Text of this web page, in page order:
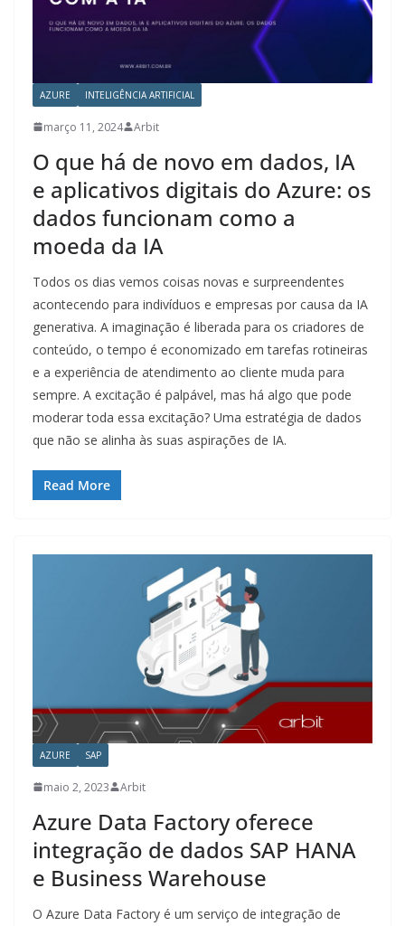
AZURE INTELIGÊNCIA ARTIFICIAL
março 11, 2024 Arbit
O que há de novo em dados, IA
e aplicativos digitais do Azure: os
dados funcionam como a
moeda da IA
Todos os dias vemos coisas novas e surpreendentes
acontecendo para indivíduos e empresas por causa da IA ​​
generativa. A imaginação é liberada para os criadores de
conteúdo, o tempo é economizado em tarefas rotineiras
e a experiência de atendimento ao cliente muda para
sempre. A excitação é palpável, mas há algo que pode
moderar toda essa excitação? Uma estratégia de dados
que não se alinha às suas aspirações de IA.
Read More
AZURE SAP
maio 2, 2023 Arbit
Azure Data Factory oferece
integração de dados SAP HANA
e Business Warehouse
O Azure Data Factory é um serviço de integração de